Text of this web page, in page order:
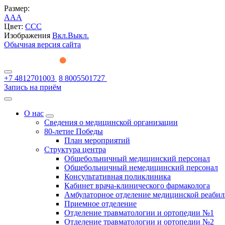
Размер:
AAA
Цвет: CCC
Изображения Вкл.Выкл.
Обычная версия сайта
+7 4812701003 8 8005501727
Запись на приём
О нас
Сведения о медицинской организации
80-летие Победы
План мероприятий
Структура центра
Общебольничный медицинский персонал
Общебольничный немедицинский персонал
Консультативная поликлиника
Кабинет врача-клинического фармаколога
Амбулаторное отделение медицинской
Приемное отделение
Отделение травматологии и ортопедии №1
Отделение травматологии и ортопедии №2